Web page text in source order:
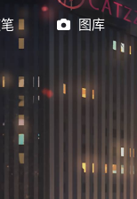
图库